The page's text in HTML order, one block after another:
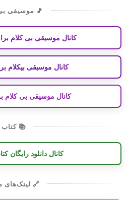
🎵 موسیقی
کانال موسیقی بی کلام
کانال موسیقی بیکلام
کانال موسیقی بی کلام
📚 کتاب
کانال دانلود رایگان
🔗 لینک‌های